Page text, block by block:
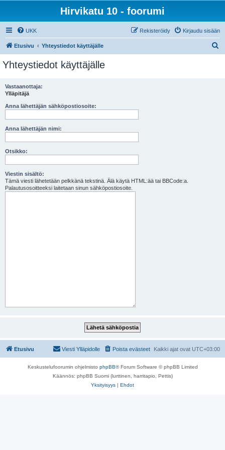
Hirvikatu 10 - foorumi
UKK Kirjaudu sisään
Rekisteröidy
Etusivu Yhteystiedot käyttäjälle
Yhteystiedot käyttäjälle
Vastaanottaja:
Ylläpitäjä
Anna lähettäjän sähköpostiosoite:
Anna lähettäjän nimi:
Otsikko:
Viestin sisältö:
Tämä viesti lähetetään pelkkänä tekstinä. Älä käytä HTML:ää tai BBCode:a.
Palautusosoitteeksi laitetaan sinun sähköpostiosoite.
Etusivu Kaikki ajat ovat UTC+03:00
Poista evästeet
Viesti Ylläpidolle
Keskustelufoorumin ohjelmisto phpBB® Forum Software © phpBB Limited
Käännös: phpBB Suomi (lurttinen, harritapio, Pettis)
Yksityisyys | Ehdot